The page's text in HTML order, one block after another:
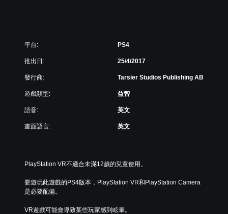
平台: PS4
推出日: 25/4/2017
發行商: Tarsier Studios Publishing AB
遊戲類型: 益智
語音: 英文
畫面語言: 英文
PlayStation VR不適合未滿12歲的兒童使用。
要遊玩此遊戲的PS4版本，PlayStation VR和PlayStation Camera
是必要配備。
VR遊戲可能會導致某些玩家感到眩暈。